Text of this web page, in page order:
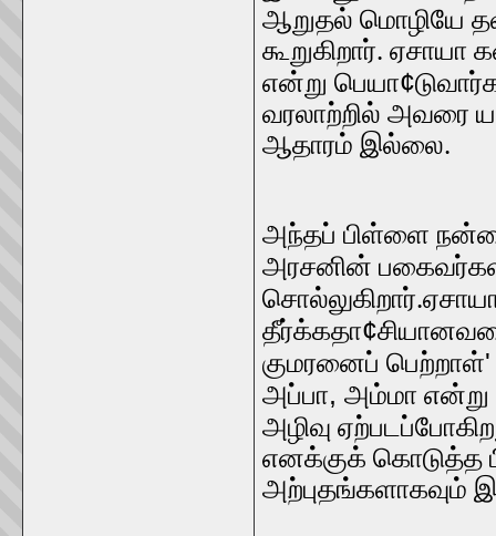
ஆறுதல் மொழியே
கூறுகிறார்.
என்று பெயா¢
வரலாற்றில் அவரை
ஆதாரம் இல்லை.
அந்தப் பிள்ளை
அரசனின் பகைவர்கள்
தீர்க்கதா¢
குமரனைப் பெற்றாள்
அப்பா, அம்மா என்று
அழிவு
எனக்குக் கொடுத்த
அற்புதங்களாகவும்